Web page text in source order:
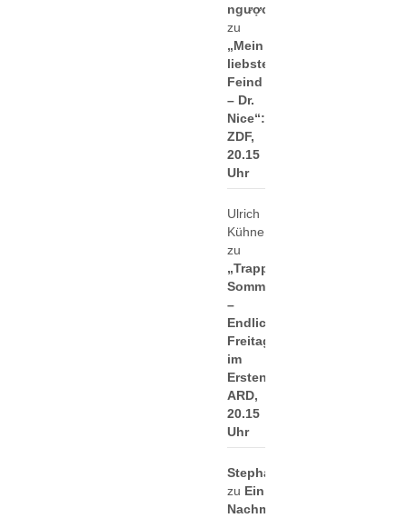
ngược
zu
„Mein
liebster
Feind
– Dr.
Nice“:
ZDF,
20.15
Uhr
Ulrich
Kühne
zu
„Trapps
Sommer
–
Endlich
Freitag
im
Ersten“:
ARD,
20.15
Uhr
Stephan
zu Ein
Nachmittag